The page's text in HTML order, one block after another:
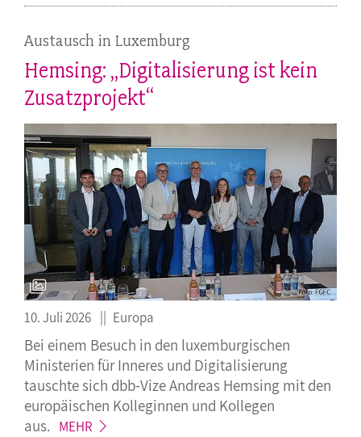
Austausch in Luxemburg
Hemsing: „Digitalisierung ist kein
Zusatzprojekt“
10. Juli 2026 Europa
Bei einem Besuch in den luxemburgischen
Ministerien für Inneres und Digitalisierung
tauschte sich dbb-Vize Andreas Hemsing mit den
europäischen Kolleginnen und Kollegen
aus. MEHR